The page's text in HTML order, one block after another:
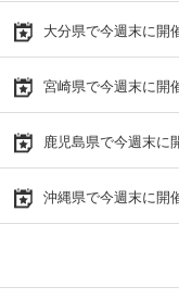
大分県で今週末に開
宮崎県で今週末に開
鹿児島県で今週末に
沖縄県で今週末に開